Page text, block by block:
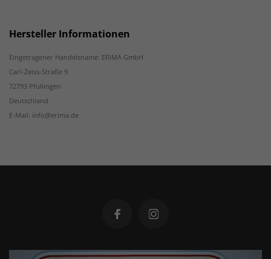
Hersteller Informationen
Eingetragener Handelsname: ERIMA GmbH
Carl-Zeiss-Straße 9
72793 Pfullingen
Deutschland
E-Mail: info@erima.de